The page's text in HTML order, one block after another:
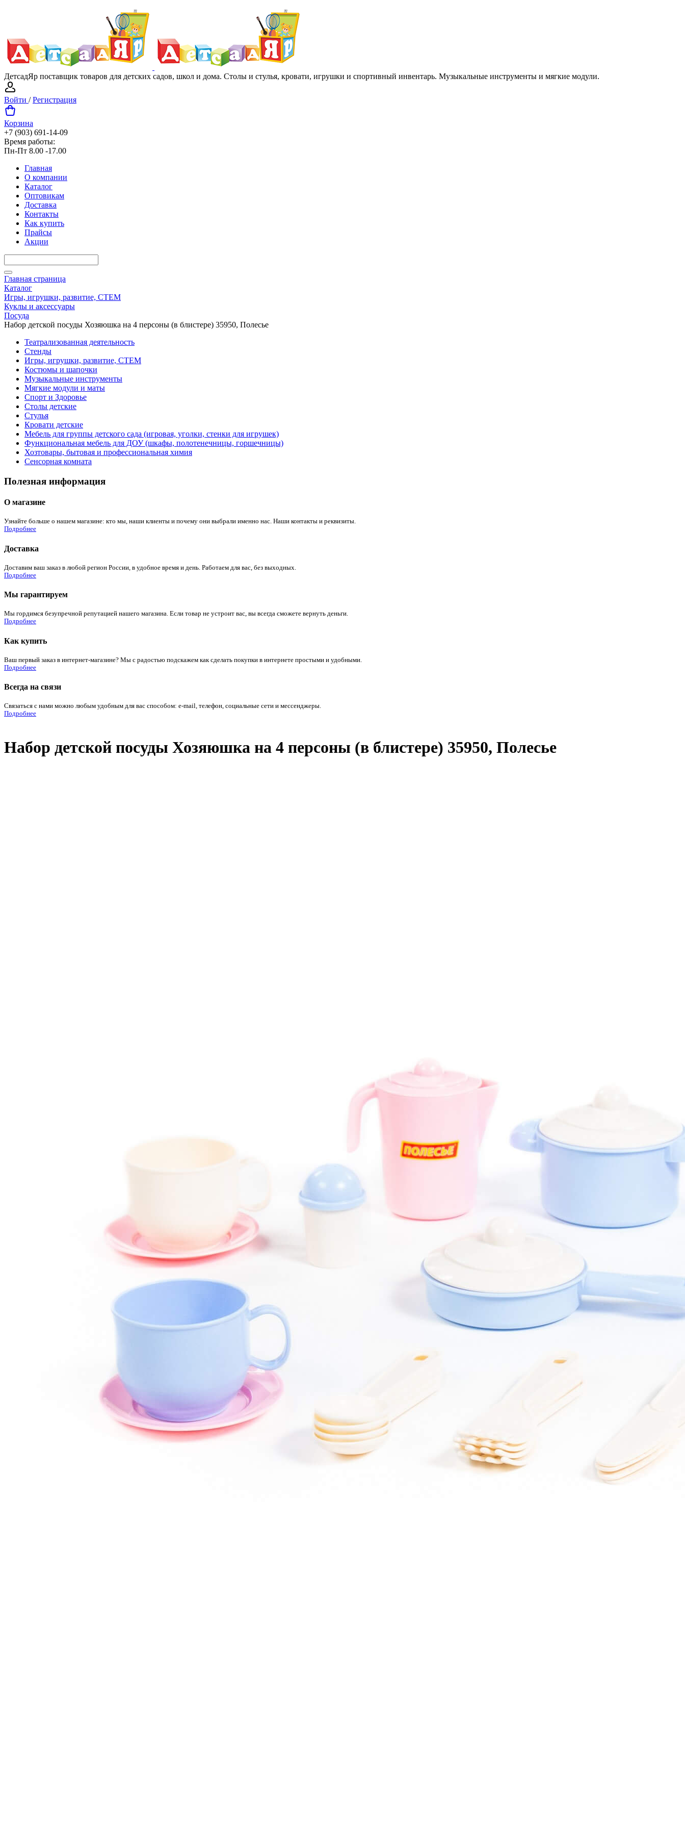
ДетсадЯр поставщик товаров для детских садов, школ и дома. Столы и стулья, кровати, игрушки и спортивный инвентарь. Музыкальные инструменты и мягкие модули.
Войти /Регистрация
Корзина
+7 (903) 691-14-09
Время работы:
Пн-Пт 8.00 -17.00
Главная
О компании
Каталог
Оптовикам
Доставка
Контакты
Как купить
Прайсы
Акции
Главная страница
Каталог
Игры, игрушки, развитие, СТЕМ
Куклы и аксессуары
Посуда
Набор детской посуды Хозяюшка на 4 персоны (в блистере) 35950, Полесье
Театрализованная деятельность
Стенды
Игры, игрушки, развитие, СТЕМ
Костюмы и шапочки
Музыкальные инструменты
Мягкие модули и маты
Спорт и Здоровье
Столы детские
Стулья
Кровати детские
Мебель для группы детского сада (игровая, уголки, стенки для игрушек)
Функциональная мебель для ДОУ (шкафы, полотенечницы, горшечницы)
Хозтовары, бытовая и профессиональная химия
Сенсорная комната
Полезная информация
О магазине
Узнайте больше о нашем магазине: кто мы, наши клиенты и почему они выбрали именно нас. Наши контакты и реквизиты.
Подробнее
Доставка
Доставим ваш заказ в любой регион России, в удобное время и день. Работаем для вас, без выходных.
Подробнее
Мы гарантируем
Мы гордимся безупречной репутацией нашего магазина. Если товар не устроит вас, вы всегда сможете вернуть деньги.
Подробнее
Как купить
Ваш первый заказ в интернет-магазине? Мы с радостью подскажем как сделать покупки в интернете простыми и удобными.
Подробнее
Всегда на связи
Связаться с нами можно любым удобным для вас способом: e-mail, телефон, социальные сети и мессенджеры.
Подробнее
Набор детской посуды Хозяюшка на 4 персоны (в блистере) 35950, Полесье